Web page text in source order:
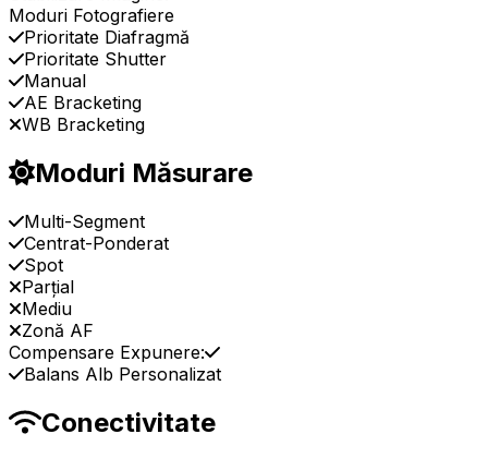
Moduri Fotografiere
Prioritate Diafragmă
Prioritate Shutter
Manual
AE Bracketing
WB Bracketing
Moduri Măsurare
Multi-Segment
Centrat-Ponderat
Spot
Parțial
Mediu
Zonă AF
Compensare Expunere:
Balans Alb Personalizat
Conectivitate